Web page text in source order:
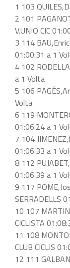
1 103
2 101
V.UNIO CIC
3 114
01:00:31 a 1
4 102
a 1 Volta
5 106
Volta
6 119
01:06:24 a 1
7 104
01:06:33 a 1
8 112
01:06:39 a 1
9 117
SERRADELLS
10 107
CICLISTA
11 108
CLUB CICLIS
12 111